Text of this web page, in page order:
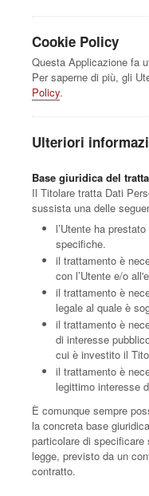
Cookie Policy
Questa Applicazione fa
Per saperne di più, gli
Policy.
Ulteriori
Base giuridica del
Il Titolare tratta Dati
sussista una delle
l’Utente ha
specifiche.
il trattamento è
con l’Utente e/o
il trattamento è
legale al quale è
il trattamento è
di interesse
cui è investito il
il trattamento è
legittimo interesse
È comunque sempre
la concreta base
particolare di
legge, previsto da un
contratto.